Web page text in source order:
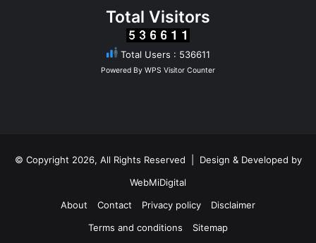
Total Visitors
Total Users : 536611
Powered By WPS Visitor Counter
© Copyright 2026, All Rights Reserved | Design & Developed by
WebMiDigital
About
Contact Privacy policy
Disclaimer
Terms and conditions
Sitemap